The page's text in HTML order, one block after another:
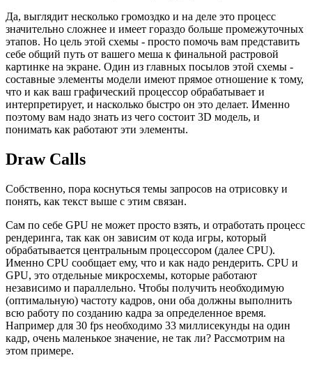
Да, выглядит несколько громоздко и на деле это процесс
значительно сложнее и имеет гораздо больше промежуточных
этапов. Но цель этой схемы - просто помочь вам представить
себе общий путь от вашего меша к финальной растровой
картинке на экране. Один из главных посылов этой схемы -
составные элементы модели имеют прямое отношение к тому,
что и как ваш графический процессор обрабатывает и
интерпретирует, и насколько быстро он это делает. Именно
поэтому вам надо знать из чего состоит 3D модель, и
понимать как работают эти элементы.
Draw Calls
Собственно, пора коснуться темы запросов на отрисовку и
понять, как текст выше с этим связан.
Сам по себе GPU не может просто взять, и отработать процесс
рендеринга, так как он зависим от кода игры, который
обрабатывается центральным процессором (далее CPU).
Именно CPU сообщает ему, что и как надо рендерить. CPU и
GPU, это отдельные микросхемы, которые работают
независимо и параллельно. Чтобы получить необходимую
(оптимальную) частоту кадров, они оба должны выполнить
всю работу по созданию кадра за определенное время.
Например для 30 fps необходимо 33 миллисекунды на один
кадр, очень маленькое значение, не так ли? Рассмотрим на
этом примере.